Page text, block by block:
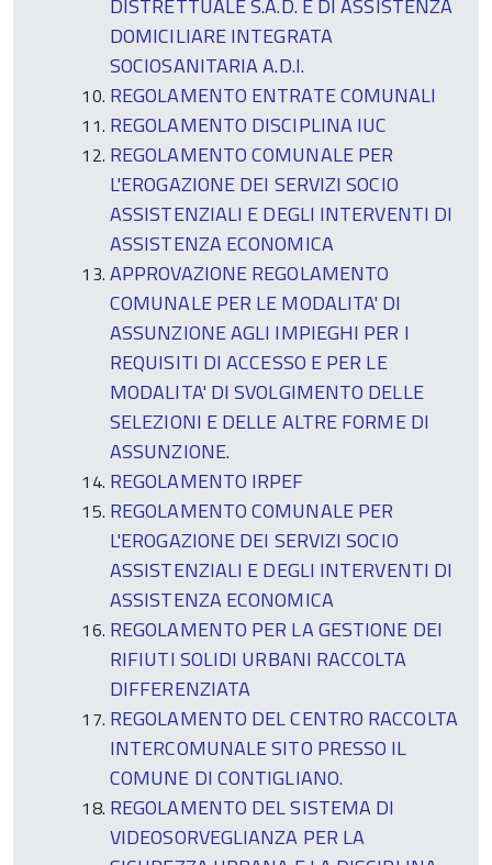
DISTRETTUALE S.A.D. E DI ASSISTENZA
DOMICILIARE INTEGRATA
SOCIOSANITARIA A.D.I.
REGOLAMENTO ENTRATE COMUNALI
REGOLAMENTO DISCIPLINA IUC
REGOLAMENTO COMUNALE PER
L'EROGAZIONE DEI SERVIZI SOCIO
ASSISTENZIALI E DEGLI INTERVENTI DI
ASSISTENZA ECONOMICA
APPROVAZIONE REGOLAMENTO
COMUNALE PER LE MODALITA' DI
ASSUNZIONE AGLI IMPIEGHI PER I
REQUISITI DI ACCESSO E PER LE
MODALITA' DI SVOLGIMENTO DELLE
SELEZIONI E DELLE ALTRE FORME DI
ASSUNZIONE.
REGOLAMENTO IRPEF
REGOLAMENTO COMUNALE PER
L'EROGAZIONE DEI SERVIZI SOCIO
ASSISTENZIALI E DEGLI INTERVENTI DI
ASSISTENZA ECONOMICA
REGOLAMENTO PER LA GESTIONE DEI
RIFIUTI SOLIDI URBANI RACCOLTA
DIFFERENZIATA
REGOLAMENTO DEL CENTRO RACCOLTA
INTERCOMUNALE SITO PRESSO IL
COMUNE DI CONTIGLIANO.
REGOLAMENTO DEL SISTEMA DI
VIDEOSORVEGLIANZA PER LA